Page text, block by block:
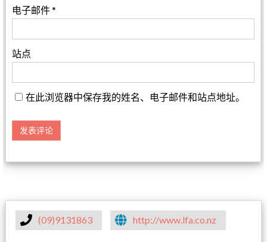
电子邮件*
站点
在此浏览器中保存我的姓名、电子邮件和站点地址。
(09)9131863 http://www.lfa.co.nz